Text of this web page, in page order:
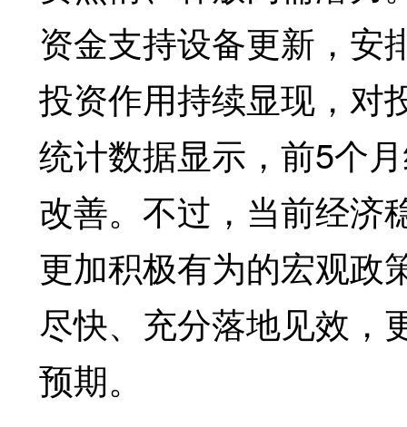
资金支持设备更新，安
投资作用持续显现，对
统计数据显示，前5个
改善。不过，当前经济
更加积极有为的宏观政
尽快、充分落地见效，
预期。